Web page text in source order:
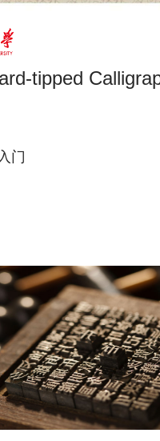
tipped
门